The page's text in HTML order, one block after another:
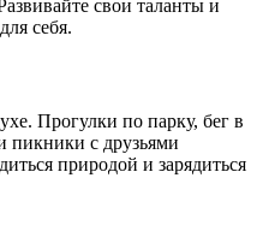
свои таланты и
себя.
Прогулки по парку, бег в
пикники с друзьями
природой и зарядиться